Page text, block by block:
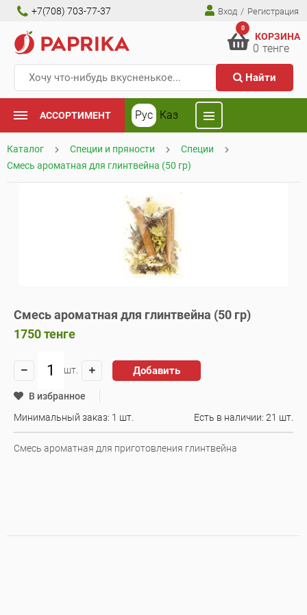
+7(708) 703-77-37 Вход / Регистрация
Найти
0
КОРЗИНА
0 тенге
АССОРТИМЕНТ Рус Каз
Каталог Специи и пряности
Специи
Смесь ароматная для глинтвейна (50 гр)
Смесь ароматная для глинтвейна (50 гр)
1750тенге
шт. Добавить
В избранное
Минимальный заказ: 1 шт.
Есть в наличии: 21 шт.
Смесь ароматная для приготовления глинтвейна